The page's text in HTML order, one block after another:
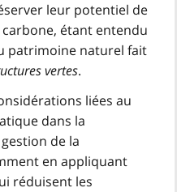
leur potentiel de
étant entendu
patrimoine naturel fait
vertes.
liées au
dans la
de la
en appliquant
réduisent les